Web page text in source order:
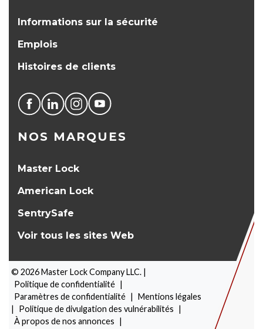
SÉLECTEUR DE PRODUITS
Informations sur la sécurité
Emplois
Histoires de clients
NOS MARQUES
Master Lock
American Lock
SentrySafe
Voir tous les sites Web
© 2026Master Lock Company LLC. |
Politique de confidentialité |
Paramètres de confidentialité | Mentions légales
|
Politique de divulgation des vulnérabilités |
À propos de nos annonces |